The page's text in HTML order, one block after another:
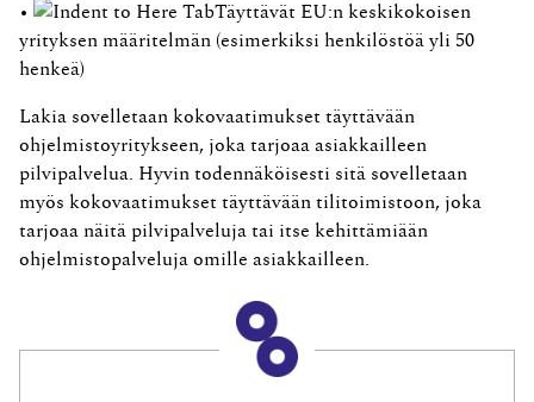
•
Täyttävät EU:n keskikokoisen
yrityksen määritelmän (esimerkiksi henkilöstöä yli 50
henkeä)
Lakia sovelletaan kokovaatimukset täyttävään
ohjelmistoyritykseen, joka tarjoaa asiakkailleen
pilvipalvelua. Hyvin todennäköisesti sitä sovelletaan
myös kokovaatimukset täyttävään tilitoimistoon, joka
tarjoaa näitä pilvipalveluja tai itse kehittämiään
ohjelmistopalveluja omille asiakkailleen.